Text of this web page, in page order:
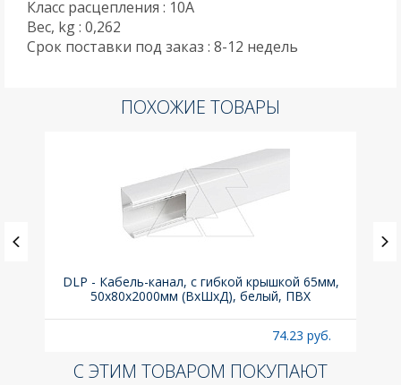
Класс расцепления : 10A
Вес, kg : 0,262
Срок поставки под заказ : 8-12 недель
ПОХОЖИЕ ТОВАРЫ
DLP - Кабель-канал, с гибкой крышкой 65мм,
50x80х2000мм (ВхШхД), белый, ПВХ
74.23 руб.
С ЭТИМ ТОВАРОМ ПОКУПАЮТ